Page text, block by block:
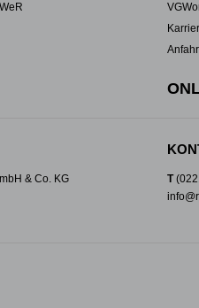
& Co. KG
T